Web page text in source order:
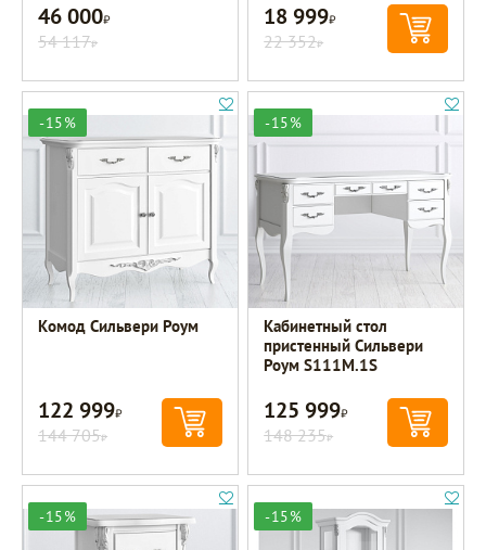
46 000Р
54 117Р
18 999Р
22 352Р
-15%
Комод Сильвери Роум
122 999Р
144 705Р
-15%
Кабинетный стол
пристенный Сильвери
Роум S111M.1S
125 999Р
148 235Р
-15% -15%